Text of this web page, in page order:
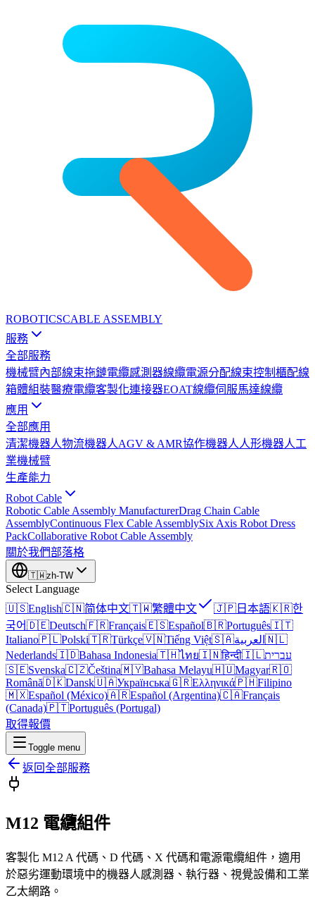
ROBOTICSCABLE ASSEMBLY
服務
全部服務
機械臂內部線束拖鏈電纜感測器線纜電源分配線束控制櫃配線
箱體組裝醫療電纜客製化連接器EOAT線纜伺服馬達線纜
應用
全部應用
清潔機器人物流機器人AGV & AMR協作機器人 人形機器人工
業機械臂
生產能力
Robot Cable
Robotic Cable Assembly ManufacturerDrag Chain Cable
AssemblyContinuous Flex Cable AssemblySix Axis Robot Dress
PackCollaborative Robot Cable Assembly
關於我們部落格
🇹🇼zh-TW
Select Language
🇺🇸English🇨🇳简体中文🇹🇼繁體中文 🇯🇵 日本語🇰🇷한
국어🇩🇪Deutsch🇫🇷Français🇪🇸Español🇧🇷Português🇮🇹
Italiano🇵🇱Polski🇹🇷Türkçe🇻🇳Tiếng Việt🇸🇦العربية 🇳🇱
Nederlands🇮🇩Bahasa Indonesia🇹🇭ไทย🇮🇳हिन्दी🇮🇱עברית
🇸🇪Svenska🇨🇿Čeština🇲🇾Bahasa Melayu🇭🇺Magyar🇷🇴
Română🇩🇰Dansk🇺🇦Українська🇬🇷Ελληνικά🇵🇭Filipino
🇲🇽Español (México)🇦🇷Español (Argentina)🇨🇦Français
(Canada)🇵🇹Português (Portugal)
取得報價
Toggle menu
返回全部服務
M12 電纜組件
客製化 M12 A 代碼、D 代碼、X 代碼和電源電纜組件，適用
於惡劣運動環境中的機器人感測器、執行器、視覺設備和工業
乙太網路。